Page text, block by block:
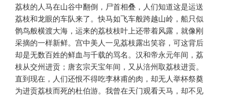
荔枝的人马在山谷中翻倒，尸首相叠，人们知道这是运送
荔枝和龙眼的车队来了。快马如飞车般跨越山岭，船只似
鹘鸟般横渡大海，运来的荔枝枝叶上还带着风露，就像刚
采摘的一样新鲜。宫中美人一见荔枝露出笑容，可这背后
却是无数百姓的鲜血与千载的骂名。汉和帝永元年间，荔
枝从交州进贡；唐玄宗天宝年间，又从涪州取荔枝进贡。
直到现在，人们还恨不得吃李林甫的肉，却无人举杯祭奠
为进贡荔枝而死的杜伯游。我曾在天门观看天马，却不见